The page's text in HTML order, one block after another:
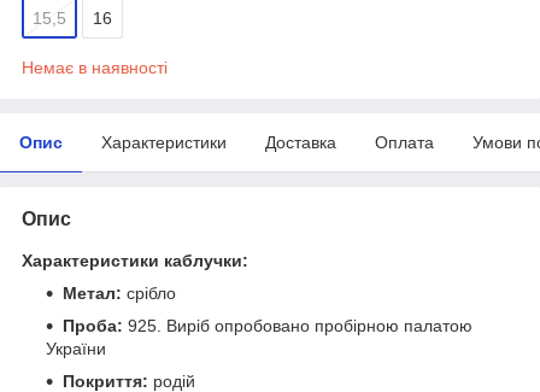
15,5 16
Немає в наявності
Опис Характеристики Доставка Оплата Умови
Опис
Характеристики каблучки:
Метал: срібло
Проба: 925. Виріб опробовано пробірною палатою
України
Покриття: родій